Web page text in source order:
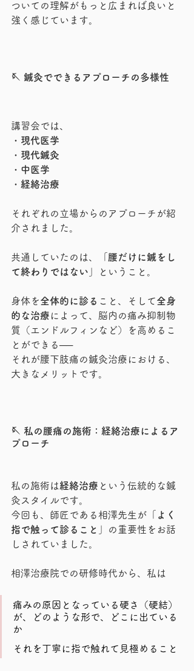
ついての理解がもっと広まれば良いと
強く感じています。
🪡 鍼灸でできるアプローチの多様性
講習会では、
・ 現代医学
・ 現代鍼灸
・ 中医学
・ 経絡治療
それぞれの立場からのアプローチが紹
介されました。
共通していたのは、「 腰だけに鍼をし
て終わりではない 」ということ。
身体を全体的に診る こと、そして全身
的な治療 によって、脳内の痛み抑制物
質（エンドルフィンなど）を高めるこ
とができる──
それが腰下肢痛の鍼灸治療における、
大きなメリットです。
🪡 私の腰痛の施術：経絡治療によるア
プローチ
私の施術は経絡治療 という伝統的な鍼
灸スタイルです。
今回も、師匠である相澤先生が「
よく
指で触って診ること
」の重要性をお話
しされていました。
相澤治療院での研修時代から、私は
痛みの原因となっている硬さ（硬結）
が、どのような形で、どこに出ている
か
それを丁寧に指で触れて見極めること